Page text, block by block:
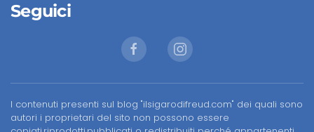
Seguici
I contenuti presenti sul blog "ilsigarodifreud.com" dei quali sono
autori i proprietari del sito non possono essere